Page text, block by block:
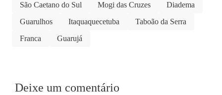
São Caetano do Sul
Mogi das Cruzes
Diadema
Guarulhos
Itaquaquecetuba
Taboão da Serra
Franca
Guarujá
Deixe um comentário